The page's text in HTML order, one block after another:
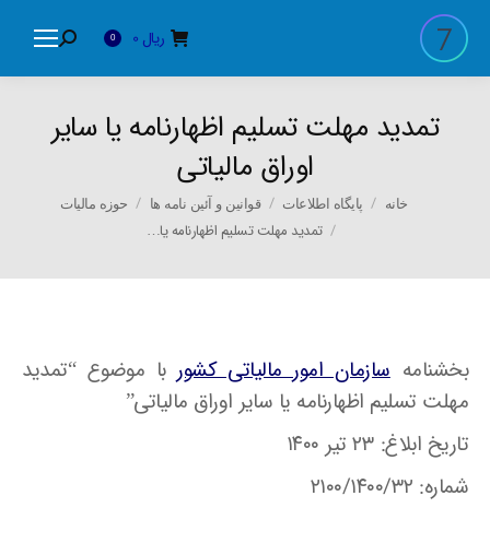
ریال 0
Search:
تمدید مهلت تسلیم اظهارنامه یا سایر
اوراق مالیاتی
You are here:
خانه پایگاه اطلاعات قوانین و آئین نامه ها حوزه مالیات
تمدید مهلت تسلیم اظهارنامه یا…
بخشنامهسازمان امور مالیاتی کشوربا موضوع “تمدید
مهلت تسلیم اظهارنامه یا سایر اوراق مالیاتی”
تاریخ ابلاغ: ۲۳ تیر ۱۴۰۰
شماره: ۲۱۰۰/۱۴۰۰/۳۲